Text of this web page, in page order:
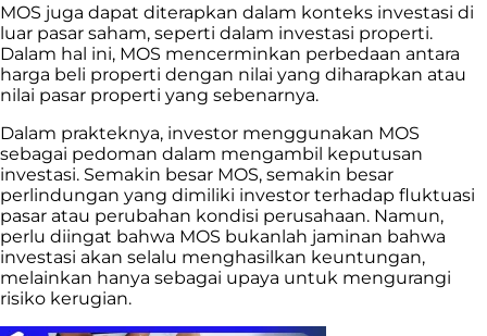
MOS juga dapat diterapkan dalam konteks investasi di
luar pasar saham, seperti dalam investasi properti.
Dalam hal ini, MOS mencerminkan perbedaan antara
harga beli properti dengan nilai yang diharapkan atau
nilai pasar properti yang sebenarnya.
Dalam prakteknya, investor menggunakan MOS
sebagai pedoman dalam mengambil keputusan
investasi. Semakin besar MOS, semakin besar
perlindungan yang dimiliki investor terhadap fluktuasi
pasar atau perubahan kondisi perusahaan. Namun,
perlu diingat bahwa MOS bukanlah jaminan bahwa
investasi akan selalu menghasilkan keuntungan,
melainkan hanya sebagai upaya untuk mengurangi
risiko kerugian.